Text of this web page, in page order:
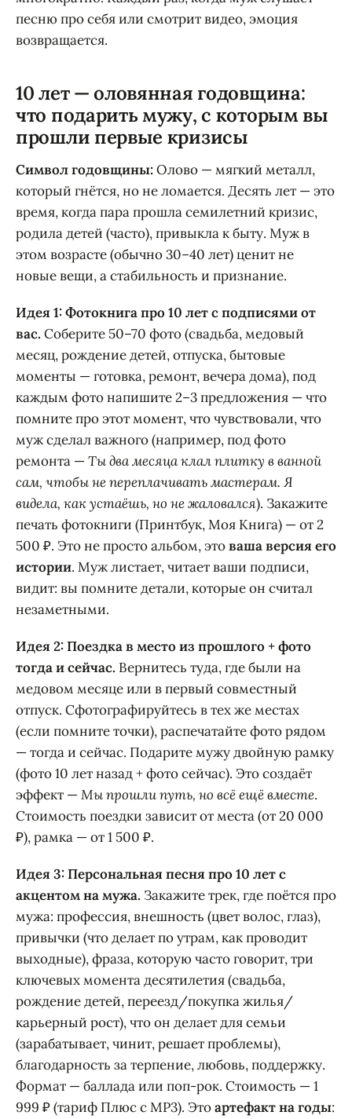
песню про себя или смотрит видео, эмоция
возвращается.
10 лет — оловянная годовщина:
что подарить мужу, с которым вы
прошли первые кризисы
Символ годовщины:Олово — мягкий металл,
который гнётся, но не ломается. Десять лет — это
время, когда пара прошла семилетний кризис,
родила детей (часто), привыкла к быту. Муж в
этом возрасте (обычно 30–40 лет) ценит не
новые вещи, а стабильность и признание.
Идея 1: Фотокнига про 10 лет с подписями от
вас. Соберите 50–70 фото (свадьба, медовый
месяц, рождение детей, отпуска, бытовые
моменты — готовка, ремонт, вечера дома), под
каждым фото напишите 2–3 предложения — что
помните про этот момент, что чувствовали, что
муж сделал важного (например, под фото
ремонта —Ты два месяца клал плитку в ванной
сам, чтобы не переплачивать мастерам. Я
видела, как устаёшь, но не жаловался). Закажите
печать фотокниги (Принтбук, Моя Книга) — от 2
500 ₽. Это не просто альбом, этоваша версия его
истории. Муж листает, читает ваши подписи,
видит: вы помните детали, которые он считал
незаметными.
Идея 2: Поездка в место из прошлого + фото
тогда и сейчас. Вернитесь туда, где были на
медовом месяце или в первый совместный
отпуск. Сфотографируйтесь в тех же местах
(если помните точки), распечатайте фото рядом
— тогда и сейчас. Подарите мужу двойную рамку
(фото 10 лет назад + фото сейчас). Это создаёт
эффект —Мы прошли путь, но всё ещё вместе.
Стоимость поездки зависит от места (от 20 000
₽), рамка — от 1 500 ₽.
Идея 3: Персональная песня про 10 лет с
акцентом на мужа. Закажите трек, где поётся про
мужа: профессия, внешность (цвет волос, глаз),
привычки (что делает по утрам, как проводит
выходные), фраза, которую часто говорит, три
ключевых момента десятилетия (свадьба,
рождение детей, переезд/покупка жилья/
карьерный рост), что он делает для семьи
(зарабатывает, чинит, решает проблемы),
благодарность за терпение, любовь, поддержку.
Формат — баллада или поп-рок. Стоимость — 1
999 ₽ (тариф Плюс с MP3). Этоартефакт на годы: